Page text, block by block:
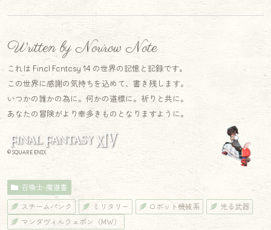
Written by Norirow Note
これは Final Fantasy 14 の世界の記憶と記録です。
この世界に感謝の気持ちを込めて、書き残します。
いつかの誰かの為に。何かの道標に。祈りと共に。
あなたの冒険がより幸多きものとなりますように。
© SQUARE ENIX
召喚士-魔道書
スチームパンク ミリタリー ロボット機械系
光る武器
マンダヴィルウェポン（MW）